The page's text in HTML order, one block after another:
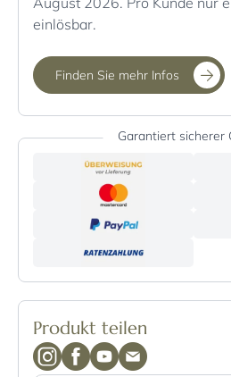
einlösbar.
Finden Sie mehr Infos
Garantiert sicherer
Produkt teilen